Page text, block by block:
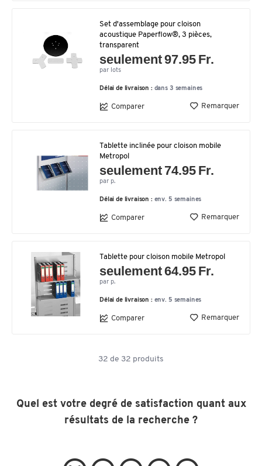
Set d'assemblage pour cloison
acoustique Paperflow®, 3 pièces,
transparent
seulement 97.95 Fr.
par lots
Délai de livraison : dans 3 semaines
Comparer Remarquer
Tablette inclinée pour cloison mobile
Metropol
seulement 74.95 Fr.
par p.
Délai de livraison : env. 5 semaines
Comparer Remarquer
Tablette pour cloison mobile Metropol
seulement 64.95 Fr.
par p.
Délai de livraison : env. 5 semaines
Comparer Remarquer
32 de 32 produits
Quel est votre degré de satisfaction quant aux
résultats de la recherche ?